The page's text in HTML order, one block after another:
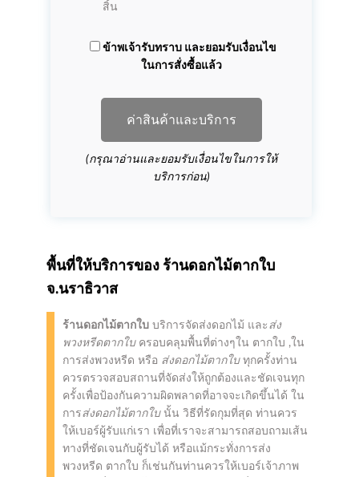
สิ้น
ข้าพเจ้ารับทราบ และยอมรับเงื่อนไข
ในการสั่งซื้อแล้ว
ค่าสินค้าและบริการ
(กรุณาอ่านและยอมรับเงื่อนไขในการให้
บริการก่อน)
พื้นที่ให้บริการของ ร้านดอกไม้ตากใบ
จ.นราธิวาส
ร้านดอกไม้ตากใบ บริการจัดส่งดอกไม้ และ ส่ง
พวงหรีดตากใบครอบคลุมพื้นที่ต่างๆใน ตากใบ ,ใน
การส่งพวงหรีด หรือ ส่งดอกไม้ตากใบทุกครั้งท่าน
ควรตรวจสอบสถานที่จัดส่งให้ถูกต้องและชัดเจนทุก
ครั้งเพื่อป้องกันความผิดพลาดที่อาจจะเกิดขึ้นได้ ใน
การส่งดอกไม้ตากใบนั้น วิธีที่รัดกุมที่สุด ท่านควร
ให้เบอร์ผู้รับแก่เรา เพื่อที่เราจะสามารถสอบถามเส้น
ทางที่ชัดเจนกับผู้รับได้ หรือแม้กระทั่งการส่ง
พวงหรีด ตากใบ ก็เช่นกันท่านควรให้เบอร์เจ้าภาพ